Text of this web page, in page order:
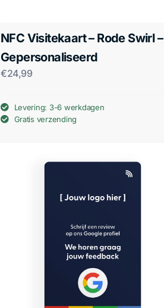
NFC Visitekaart – Rode Swirl –
Gepersonaliseerd
€24,99
Levering: 3-6 werkdagen
Gratis verzending